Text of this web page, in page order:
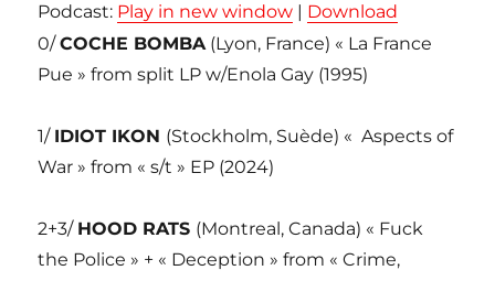
Podcast: Play in new window | Download
0/COCHE BOMBA(Lyon, France) « La France
Pue » from split LP w/Enola Gay (1995)
1/ IDIOT IKON (Stockholm, Suède) « Aspects of
War » from « s/t » EP (2024)
2+3/ HOOD RATS (Montreal, Canada) « Fuck
the Police » + « Deception » from « Crime,